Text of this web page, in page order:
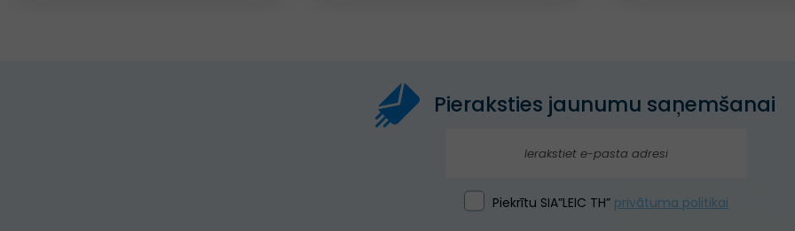
Pieraksties jaunumu saņemšanai
Piekrītu SIA”LEIC TH” privātuma politikai